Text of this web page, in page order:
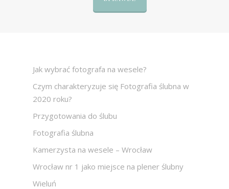
Jak wybrać fotografa na wesele?
Czym charakteryzuje się Fotografia ślubna w
2020 roku?
Przygotowania do ślubu
Fotografia ślubna
Kamerzysta na wesele – Wrocław
Wrocław nr 1 jako miejsce na plener ślubny
Wieluń